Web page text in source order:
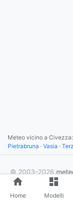
Meteo vicino a Civezza:
Pietrabruna · Vasia ·
© 2003-2026
Home Modelli